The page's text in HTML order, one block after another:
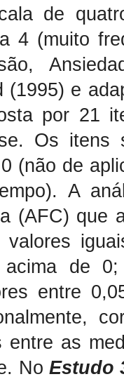
de
4 (muito
(1995) e
por 21
Os itens
(não de
A
(AFC)
valores
acima de
entre
entre as
No Estudo